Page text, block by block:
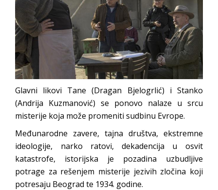
Glavni likovi Tane (Dragan Bjelogrlić) i Stanko
(Andrija Kuzmanović) se ponovo nalaze u srcu
misterije koja može promeniti sudbinu Evrope.
Međunarodne zavere, tajna društva, ekstremne
ideologije, narko ratovi, dekadencija u osvit
katastrofe, istorijska je pozadina uzbudljive
potrage za rešenjem misterije jezivih zločina koji
potresaju Beograd te 1934. godine.